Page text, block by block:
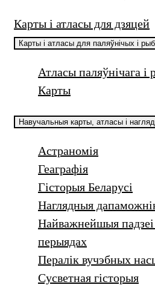
Карты і атласы для дзяцей
Карты і атласы для паляўнічых і
Атласы паляўнічага і
Карты
Навучальныя карты, атласы і
Астраномія
Геаграфія
Гісторыя Беларусі
Наглядныя
Найважнейшыя падзеі
перыядах
Пералік вучэбных
Сусветная гісторыя